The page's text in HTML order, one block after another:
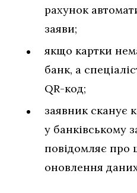
рахунок
заяви;
якщо картки
банк, а
QR-код;
заявник сканує
у банківському
повідомляє про
оновлення